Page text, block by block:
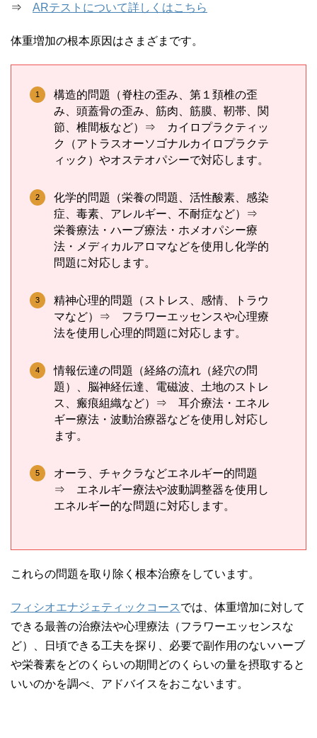
⇒ ARテストについて詳しくはこちら
体重増加の根本原因はさまざまです。
構造的問題（脊柱の歪み、第１頚椎の歪
み、頭蓋骨の歪み、筋肉、筋膜、靭帯、関
節、椎間板など）⇒ カイロプラクティッ
ク（アトラスオーソゴナルカイロプラクテ
ィック）やオステオパシーで対応します。
化学的問題（栄養の問題、活性酸素、感染
症、毒素、アレルギー、不耐症など）⇒
栄養療法・ハーブ療法・ホメオパシー療
法・メディカルアロマなどを使用し化学的
問題に対応します。
精神心理的問題（ストレス、感情、トラウ
マなど）⇒ フラワーエッセンスや心理療
法を使用し心理的問題に対応します。
情報伝達の問題（経絡の流れ（経穴の問
題）、脳神経伝達、電磁波、土地のストレ
ス、瘢痕組織など）⇒ 耳介療法・エネル
ギー療法・波動治療器などを使用し対応し
ます。
オーラ、チャクラなどエネルギー的問題
⇒ エネルギー療法や波動調整器を使用し
エネルギー的な問題に対応します。
これらの問題を取り除く根本治療をしています。
フィシオエナジェティックコース では、体重増加に対して
できる最善の治療法や心理療法（フラワーエッセンスな
ど）、日頃できる工夫を探り、必要で副作用のないハーブ
や栄養素をどのくらいの期間どのくらいの量を摂取すると
いいのかを調べ、アドバイスをおこないます。